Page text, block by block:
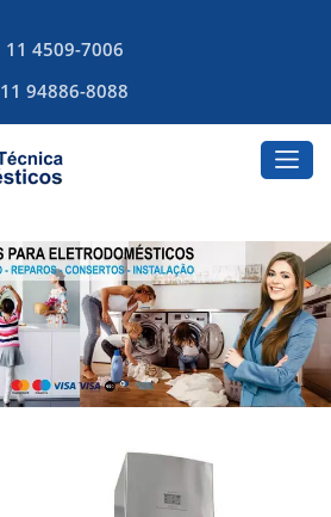
11 4509-7006
11 94886-8088